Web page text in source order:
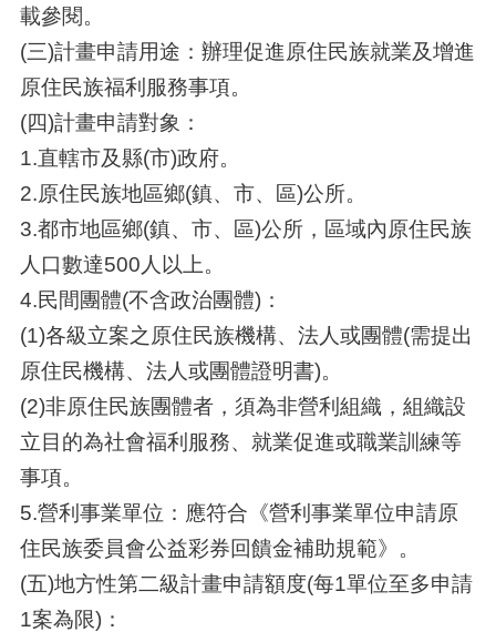
載參閱。
(三)計畫申請用途：辦理促進原住民族就業及增進
原住民族福利服務事項。
(四)計畫申請對象：
1.直轄市及縣(市)政府。
2.原住民族地區鄉(鎮、市、區)公所。
3.都市地區鄉(鎮、市、區)公所，區域內原住民族
人口數達500人以上。
4.民間團體(不含政治團體)：
(1)各級立案之原住民族機構、法人或團體(需提出
原住民機構、法人或團體證明書)。
(2)非原住民族團體者，須為非營利組織，組織設
立目的為社會福利服務、就業促進或職業訓練等
事項。
5.營利事業單位：應符合《營利事業單位申請原
住民族委員會公益彩券回饋金補助規範》。
(五)地方性第二級計畫申請額度(每1單位至多申請
1案為限)：